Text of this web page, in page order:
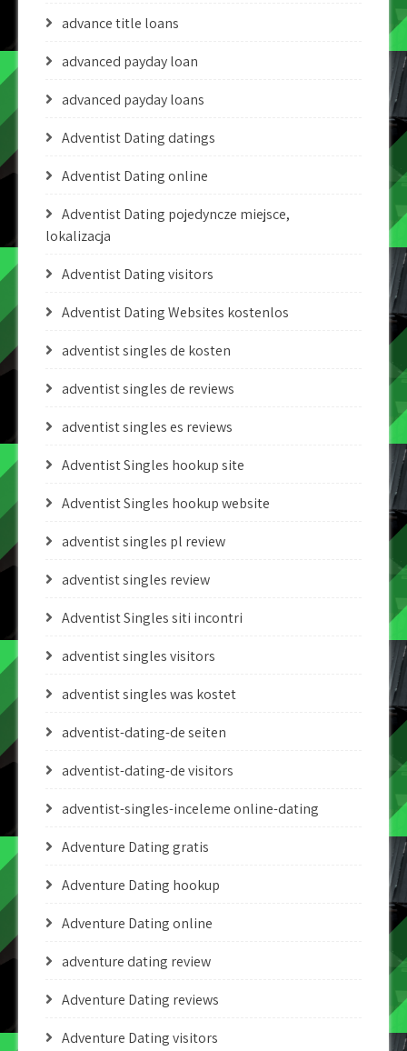
advance title loans
advanced payday loan
advanced payday loans
Adventist Dating datings
Adventist Dating online
Adventist Dating pojedyncze miejsce,
lokalizacja
Adventist Dating visitors
Adventist Dating Websites kostenlos
adventist singles de kosten
adventist singles de reviews
adventist singles es reviews
Adventist Singles hookup site
Adventist Singles hookup website
adventist singles pl review
adventist singles review
Adventist Singles siti incontri
adventist singles visitors
adventist singles was kostet
adventist-dating-de seiten
adventist-dating-de visitors
adventist-singles-inceleme online-dating
Adventure Dating gratis
Adventure Dating hookup
Adventure Dating online
adventure dating review
Adventure Dating reviews
Adventure Dating visitors